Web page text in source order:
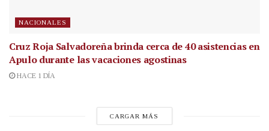
NACIONALES
Cruz Roja Salvadoreña brinda cerca de 40 asistencias en
Apulo durante las vacaciones agostinas
HACE 1 DÍA
CARGAR MÁS